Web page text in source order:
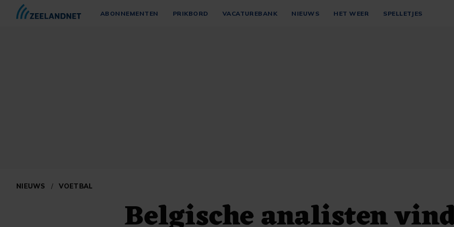
ABONNEMENTEN PRIKBORD VACATUREBANK NIEUWS HET WEER SPELLETJES
NIEUWS / VOETBAL